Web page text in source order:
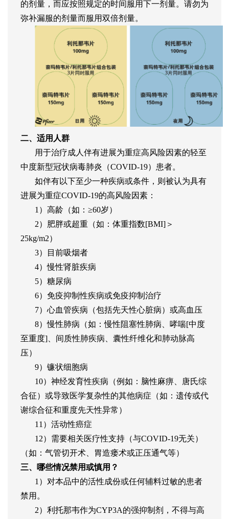
的剂量，而应按照规定的时间服用下一剂量。请勿为
弥补漏服的剂量而服用双倍剂量。
二、适用人群
用于治疗成人伴有进展为重症高风险因素的轻至
中度新型冠状病毒肺炎（COVID-19）患者。
如伴有以下至少一种疾病或条件，则被认为具有
进展为重症COVID-19的高风险因素：
1）高龄（如：≥60岁）
2）肥胖或超重（如：体重指数[BMI]＞
25kg/m2）
3）目前吸烟者
4）慢性肾脏疾病
5）糖尿病
6）免疫抑制性疾病或免疫抑制治疗
7）心血管疾病（包括先天性心脏病）或高血压
8）慢性肺病（如：慢性阻塞性肺病、哮喘[中度
至重度]、间质性肺疾病、囊性纤维化和肺动脉高
压）
9）镰状细胞病
10）神经发育性疾病（例如：脑性麻痹、唐氏综
合征）或导致医学复杂性的其他病症（如：遗传或代
谢综合征和重度先天性异常）
11）活动性癌症
12）需要相关医疗性支持（与COVID-19无关）
（如：气管切开术、胃造瘘术或正压通气等）
三、哪些情况禁用或慎用？
1）对本品中的活性成份或任何辅料过敏的患者
禁用。
2）利托那韦作为CYP3A的强抑制剂，不得与高